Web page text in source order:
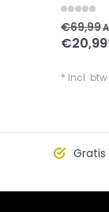
€69,99
€20,99
* Incl. btw